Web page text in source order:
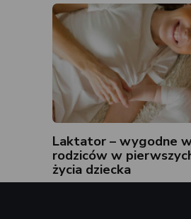
Laktator – wygodne
rodziców w
życia dziecka